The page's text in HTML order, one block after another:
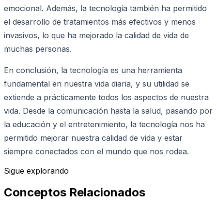
emocional. Además, la tecnología también ha permitido
el desarrollo de tratamientos más efectivos y menos
invasivos, lo que ha mejorado la calidad de vida de
muchas personas.
En conclusión, la tecnología es una herramienta
fundamental en nuestra vida diaria, y su utilidad se
extiende a prácticamente todos los aspectos de nuestra
vida. Desde la comunicación hasta la salud, pasando por
la educación y el entretenimiento, la tecnología nos ha
permitido mejorar nuestra calidad de vida y estar
siempre conectados con el mundo que nos rodea.
Sigue explorando
Conceptos Relacionados